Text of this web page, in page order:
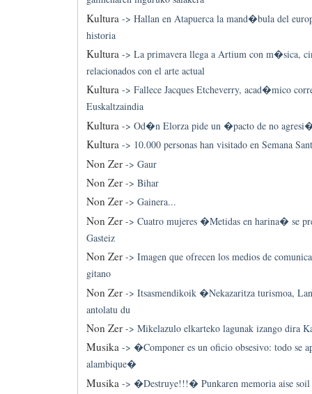
Kultura -> Hallan en Atapuerca la mand�bula del
historia
Kultura-> La primavera llega a Artium con m�sica,
relacionados con el arte actual
Kultura-> Fallece Jacques Etcheverry, acad�mico
Euskaltzaindia
Kultura -> Od�n Elorza pide un �pacto de no
Kultura-> 10.000 personas han visitado en Semana
Non Zer-> Gaur
Non Zer-> Bihar
Non Zer-> Gainera...
Non Zer-> Cuatro mujeres �Metidas en harina� se
Gasteiz
Non Zer-> Imagen que ofrecen los medios de
gitano
Non Zer-> Itsasmendikoik �Nekazaritza turismoa,
antolatu du
Non Zer-> Mikelazulo elkarteko lagunak izango dira
Musika-> �Componer es un oficio obsesivo: todo se
alambique�
Musika -> �Destruye!!!� Punkaren memoria aise soil